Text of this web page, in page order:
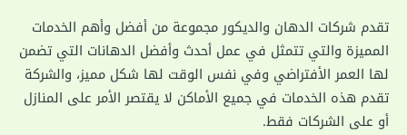
تقدم شركات الدهان والديكور مجموعة من أفضل وأهم الخدمات
المميزة والتي تتمثل في عمل أحدث وأفضل الدهانات التي تضمن
لها العمر الأفتراضي وفي نفس الوقت لها شكل مميز، والشركة
تقدم هذه الخدمات في جميع الأماكن لا يقتصر الأمر على المنازل
أو على الشركات فقط.